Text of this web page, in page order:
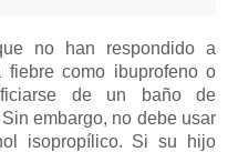
no han respondido a
fiebre como ibuprofeno o
de un baño de
Sin embargo, no debe usar
isopropílico. Si su hijo